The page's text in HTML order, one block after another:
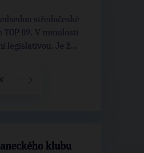
středočeské
TOP 09. V minulosti
legislativou. Je ž...
klubu